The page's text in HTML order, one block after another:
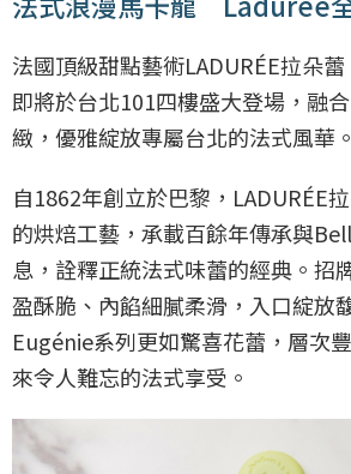
法國頂級甜點藝術LADURÉE拉朵
即將於台北101四樓盛大登場，融
緻，優雅綻放專屬台北的法式風華。
自1862年創立於巴黎，LADURÉE
的烘焙工藝，承載百餘年傳承與
息，詮釋正統法式味蕾的經典。招
盈酥脆、內餡細膩柔滑，入口綻放
Eugénie系列更如驚喜花蕾，層次
來令人難忘的法式享受。